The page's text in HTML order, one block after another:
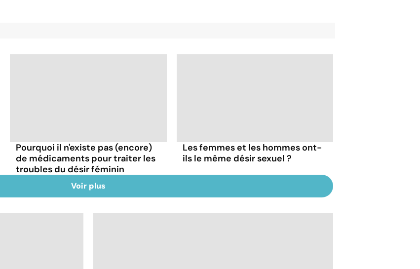
Pourquoi il n'existe pas (encore)
de médicaments pour traiter les
troubles du désir féminin
Les femmes et les hommes ont-
ils le même désir sexuel ?
Voir plus